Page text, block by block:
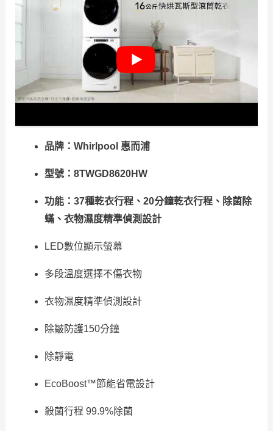
品牌：Whirlpool 惠而浦
型號：8TWGD8620HW
功能：37種乾衣行程、20分鐘乾衣行程、除菌除
蟎、衣物濕度精準偵測設計
LED數位顯示螢幕
多段溫度選擇不傷衣物
衣物濕度精準偵測設計
除皺防護150分鐘
除靜電
EcoBoost™節能省電設計
殺菌行程 99.9%除菌